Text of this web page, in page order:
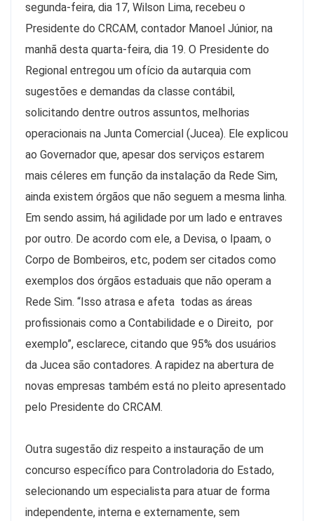
segunda-feira, dia 17, Wilson Lima, recebeu o
Presidente do CRCAM, contador Manoel Júnior, na
manhã desta quarta-feira, dia 19. O Presidente do
Regional entregou um ofício da autarquia com
sugestões e demandas da classe contábil,
solicitando dentre outros assuntos, melhorias
operacionais na Junta Comercial (Jucea). Ele explicou
ao Governador que, apesar dos serviços estarem
mais céleres em função da instalação da Rede Sim,
ainda existem órgãos que não seguem a mesma linha.
Em sendo assim, há agilidade por um lado e entraves
por outro. De acordo com ele, a Devisa, o Ipaam, o
Corpo de Bombeiros, etc, podem ser citados como
exemplos dos órgãos estaduais que não operam a
Rede Sim. “Isso atrasa e afeta todas as áreas
profissionais como a Contabilidade e o Direito, por
exemplo”, esclarece, citando que 95% dos usuários
da Jucea são contadores. A rapidez na abertura de
novas empresas também está no pleito apresentado
pelo Presidente do CRCAM.
Outra sugestão diz respeito a instauração de um
concurso específico para Controladoria do Estado,
selecionando um especialista para atuar de forma
independente, interna e externamente, sem